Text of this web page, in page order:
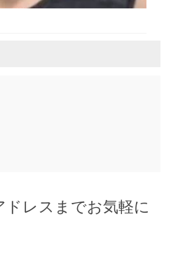
ドレスまでお気軽に